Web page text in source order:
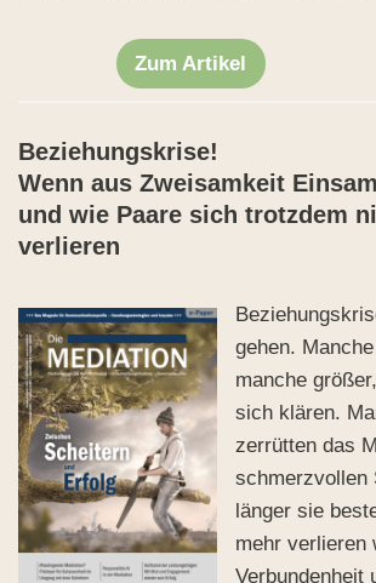
Zum Artikel
Beziehungskrise!
Wenn aus Zweisamkeit
und wie Paare sich trotzdem
verlieren
gehen.
manche
sich klären.
zerrütten das
schmerzvollen
länger sie
mehr verlieren
Verbundenheit